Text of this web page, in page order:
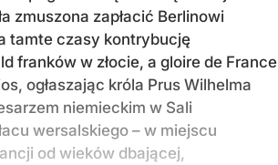
zmuszona zapłacić Berlinowi
tamte czasy kontrybucję
franków w złocie, a gloire de France
ogłaszając króla Prus Wilhelma
niemieckim w Sali
wersalskiego – w miejscu
od wieków dbającej,